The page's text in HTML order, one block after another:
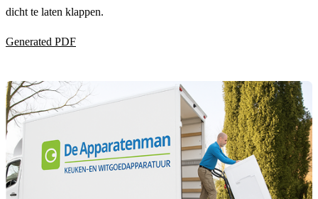
dicht te laten klappen.
Generated PDF